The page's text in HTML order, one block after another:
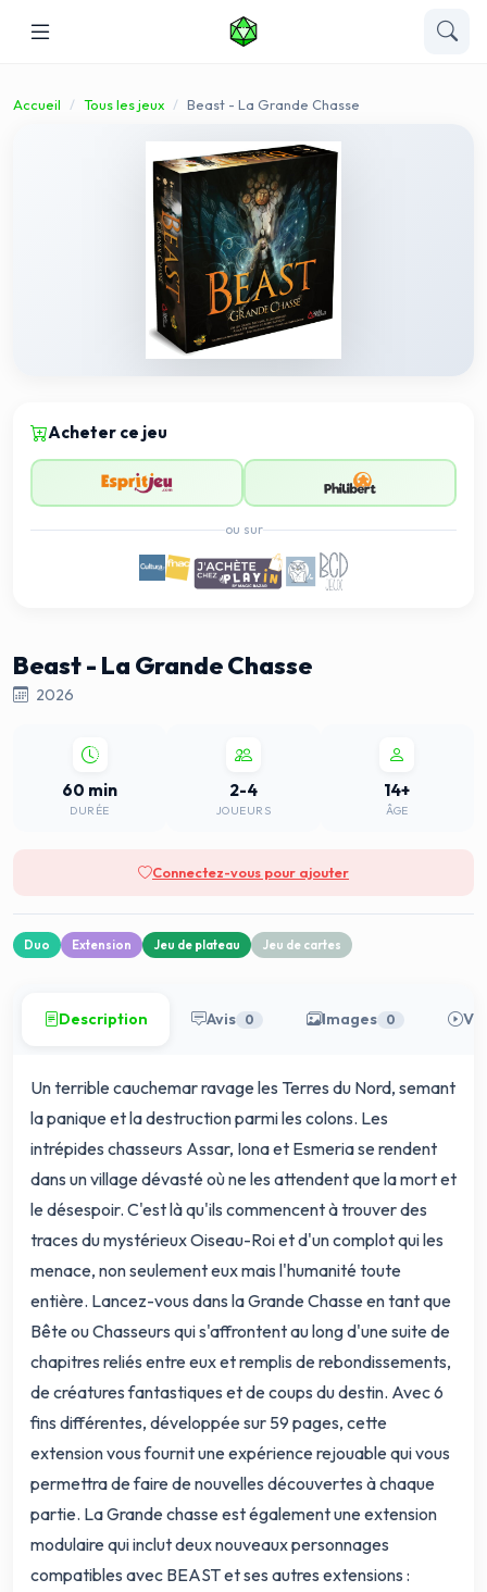
Accueil Tous les jeux Beast - La Grande Chasse
Acheter ce jeu
ou sur
Beast - La Grande Chasse
2026
60 min
DURÉE
2-4
JOUEURS
14+
ÂGE
Connectez-vous pour ajouter
Duo Extension Jeu de plateau Jeu de cartes
Description Avis 0 Images 0
Un terrible cauchemar ravage les Terres du Nord, semant
la panique et la destruction parmi les colons. Les
intrépides chasseurs Assar, Iona et Esmeria se rendent
dans un village dévasté où ne les attendent que la mort et
le désespoir. C'est là qu'ils commencent à trouver des
traces du mystérieux Oiseau-Roi et d'un complot qui les
menace, non seulement eux mais l'humanité toute
entière. Lancez-vous dans la Grande Chasse en tant que
Bête ou Chasseurs qui s'affrontent au long d'une suite de
chapitres reliés entre eux et remplis de rebondissements,
de créatures fantastiques et de coups du destin. Avec 6
fins différentes, développée sur 59 pages, cette
extension vous fournit une expérience rejouable qui vous
permettra de faire de nouvelles découvertes à chaque
partie. La Grande chasse est également une extension
modulaire qui inclut deux nouveaux personnages
compatibles avec BEAST et ses autres extensions :